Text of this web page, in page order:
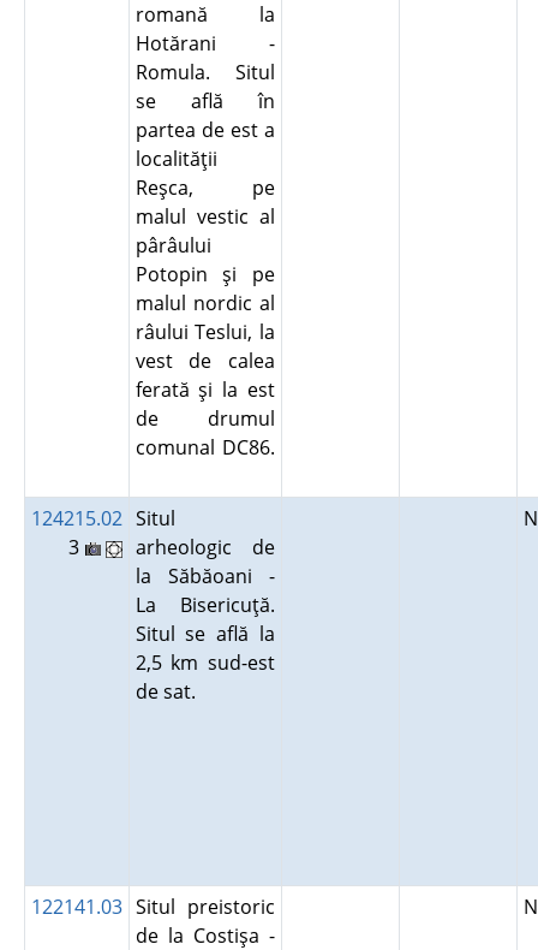
romană la
Hotărani -
Romula. Situl
se află în
partea de est a
localităţii
Reşca, pe
malul vestic al
pârâului
Potopin şi pe
malul nordic al
râului Teslui, la
vest de calea
ferată şi la est
de drumul
comunal DC86.
124215.02
3
Situl
arheologic de
la Săbăoani -
La Bisericuţă.
Situl se află la
2,5 km sud-est
de sat.
122141.03 Situl preistoric
de la Costişa -